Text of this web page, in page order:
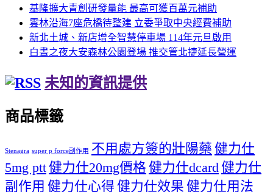
基隆擴大青創研發量能 最高可獲百萬元補助
雲林沿海7座危橋待整建 立委爭取中央經費補助
新北土城、新店增全智慧停車場 114年元旦啟用
白晝之夜大安森林公園登場 推交管北捷延長營運
未知的資訊提供
商品標籤
Stenagra super p force副作用 不用處方簽的壯陽藥 健力仕
5mg ptt健力仕20mg價格健力仕dcard健力仕
副作用 健力仕心得 健力仕效果 健力仕用法